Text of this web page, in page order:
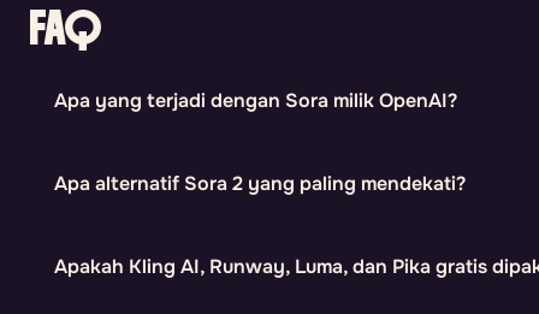
FAQ
Apa yang terjadi dengan Sora milik OpenAI?
Apa alternatif Sora 2 yang paling mendekati?
Apakah Kling AI, Runway, Luma, dan Pika gratis